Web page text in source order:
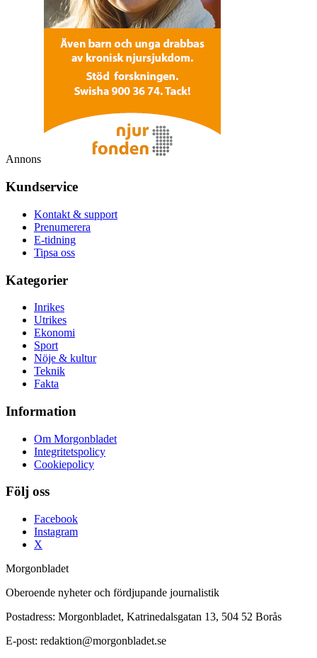
Annons
Kundservice
Kontakt & support
Prenumerera
E-tidning
Tipsa oss
Kategorier
Inrikes
Utrikes
Ekonomi
Sport
Nöje & kultur
Teknik
Fakta
Information
Om Morgonbladet
Integritetspolicy
Cookiepolicy
Följ oss
Facebook
Instagram
X
Morgonbladet
Oberoende nyheter och fördjupande journalistik
Postadress: Morgonbladet, Katrinedalsgatan 13, 504 52 Borås
E-post: redaktion@morgonbladet.se